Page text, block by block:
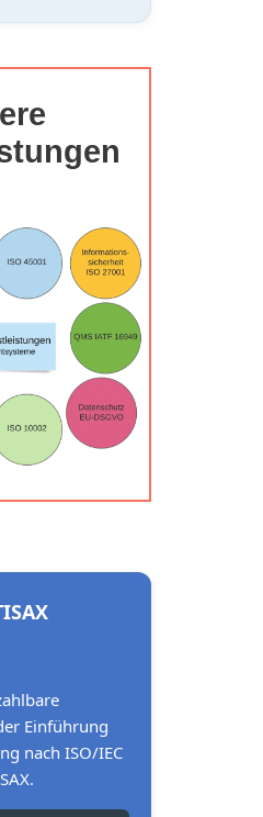
Einführung
nach ISO/IEC